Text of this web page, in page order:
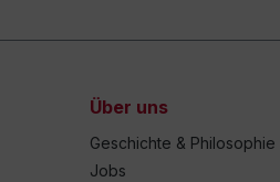
Über uns
Geschichte & Philosophie
Jobs